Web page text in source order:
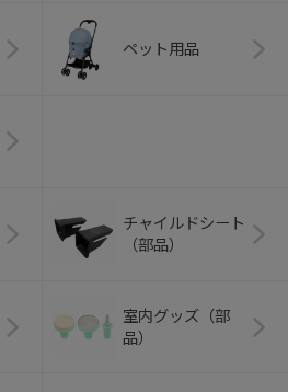
ペット用品
チャイルドシート
（部品）
室内グッズ（部
品）